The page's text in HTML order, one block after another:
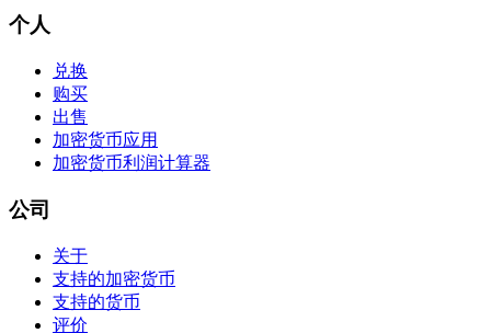
个人
兑换
购买
出售
加密货币应用
加密货币利润计算器
公司
关于
支持的加密货币
支持的货币
评价